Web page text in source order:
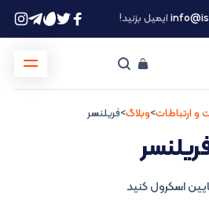
ایمیل بزنید!
و ارتباطات>وبلاگ>فریلنسر
اسکرول کنید